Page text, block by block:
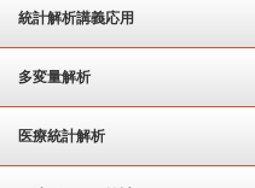
統計解析講義応用
多変量解析
医療統計解析